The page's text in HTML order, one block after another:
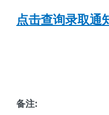
点击查询录取通
备注: